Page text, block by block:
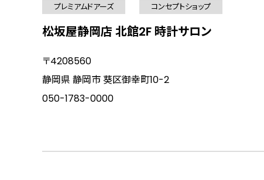
プレミアムドアーズ コンセプトショップ
松坂屋静岡店 北館2F 時計サロン
〒4208560
静岡県 静岡市 葵区御幸町10-2
050-1783-0000